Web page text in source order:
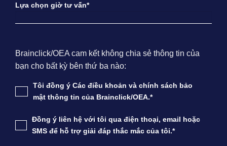
Lựa chọn giờ tư vấn*
Brainclick/OEA cam kết không chia sẻ thông tin của
bạn cho bất kỳ bên thứ ba nào:
Tôi đồng ý Các điều khoản và chính sách bảo
mật thông tin của Brainclick/OEA.*
Đồng ý liên hệ với tôi qua điện thoại, email hoặc
SMS để hỗ trợ giải đáp thắc mắc của tôi.*